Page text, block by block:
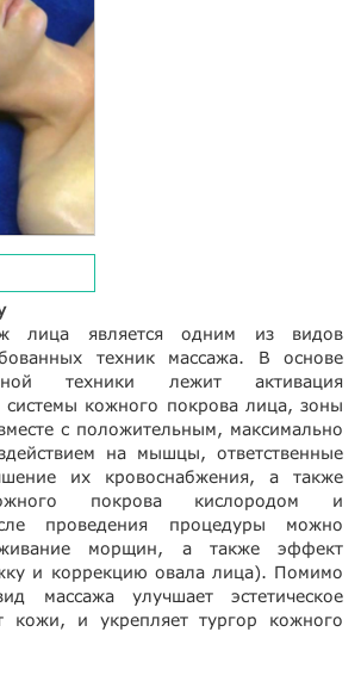
лица является одним из видов
техник массажа. В основе
техники лежит активация
кожного покрова лица, зоны
с положительным, максимально
на мышцы, ответственные
их кровоснабжения, а также
покрова кислородом и
проведения процедуры можно
морщин, а также эффект
и коррекцию овала лица). Помимо
массажа улучшает эстетическое
кожи, и укрепляет тургор кожного